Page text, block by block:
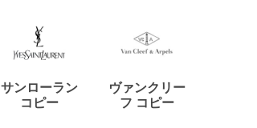
サンローラン
コピー
ヴァンクリー
フ コピー